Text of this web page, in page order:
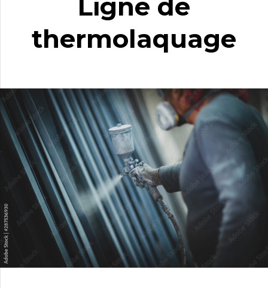
Ligne de
thermolaquage